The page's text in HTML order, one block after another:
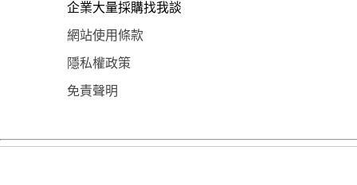
企業大量採購找我談
網站使用條款
隱私權政策
免責聲明